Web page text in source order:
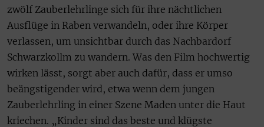
zwölf Zauberlehrlinge sich für ihre nächtlichen
Ausflüge in Raben verwandeln, oder ihre Körper
verlassen, um unsichtbar durch das Nachbardorf
Schwarzkollm zu wandern. Was den Film hochwertig
wirken lässt, sorgt aber auch dafür, dass er umso
beängstigender wird, etwa wenn dem jungen
Zauberlehrling in einer Szene Maden unter die Haut
kriechen. „Kinder sind das beste und klügste